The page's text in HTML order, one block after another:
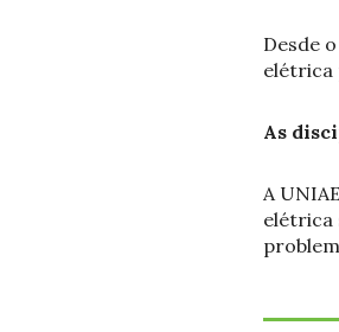
Desde
elétrica
As
A
elétrica